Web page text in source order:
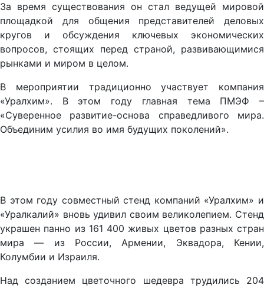
За время существования он стал ведущей мировой
площадкой для общения представителей деловых
кругов и обсуждения ключевых экономических
вопросов, стоящих перед страной, развивающимися
рынками и миром в целом.
В мероприятии традиционно участвует компания
«Уралхим». В этом году главная тема ПМЭФ –
«Суверенное развитие-основа справедливого мира.
Объединим усилия во имя будущих поколений».
В этом году совместный стенд компаний «Уралхим» и
«Уралкалий» вновь удивил своим великолепием. Стенд
украшен панно из 161 400 живых цветов разных стран
мира — из России, Армении, Эквадора, Кении,
Колумбии и Израиля.
Над созданием цветочного шедевра трудились 204